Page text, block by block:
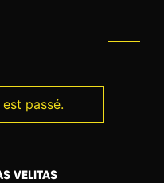
passé.
VELITAS